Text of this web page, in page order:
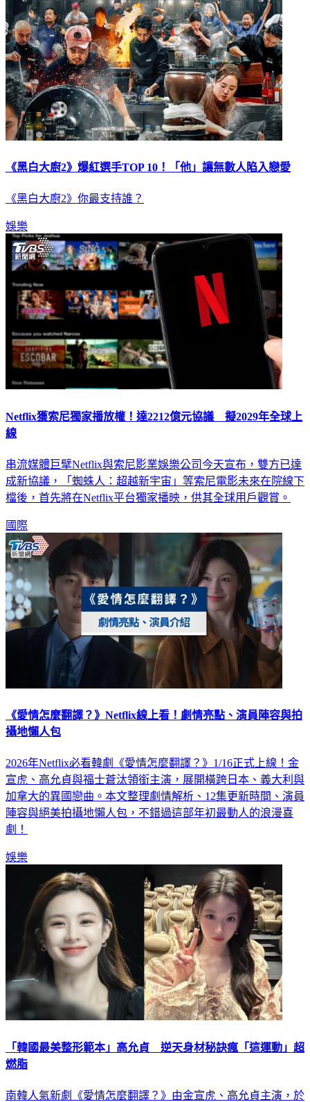
《黑白大廚2》爆紅選手TOP 10！「他」讓無數人陷入戀愛
《黑白大廚2》你最支持誰？
娛樂
Netflix獲索尼獨家播放權！達2212億元協議 擬2029年全球上
線
串流媒體巨擘Netflix與索尼影業娛樂公司今天宣布，雙方已達
成新協議，「蜘蛛人：超越新宇宙」等索尼電影未來在院線下
檔後，首先將在Netflix平台獨家播映，供其全球用戶觀賞。
國際
《愛情怎麼翻譯？》Netflix線上看！劇情亮點、演員陣容與拍
攝地懶人包
2026年Netflix必看韓劇《愛情怎麼翻譯？》1/16正式上線！金
宣虎、高允貞與福士蒼汰領銜主演，展開橫跨日本、義大利與
加拿大的異國戀曲。本文整理劇情解析、12集更新時間、演員
陣容與絕美拍攝地懶人包，不錯過這部年初最動人的浪漫喜
劇！
娛樂
「韓國最美整形範本」高允貞 逆天身材秘訣瘋「這運動」超
燃脂
南韓人氣新劇《愛情怎麼翻譯？》由金宣虎、高允貞主演，於